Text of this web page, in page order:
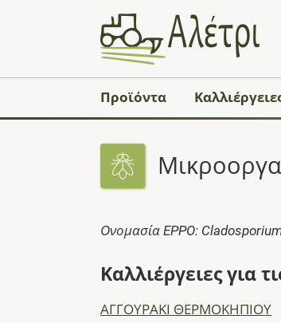
Προϊόντα
Ονομασία EPPO:
Καλλιέργειες για
ΑΓΓΟΥΡΑΚΙ ΘΕΡΜΟΚΗΠΙΟΥ